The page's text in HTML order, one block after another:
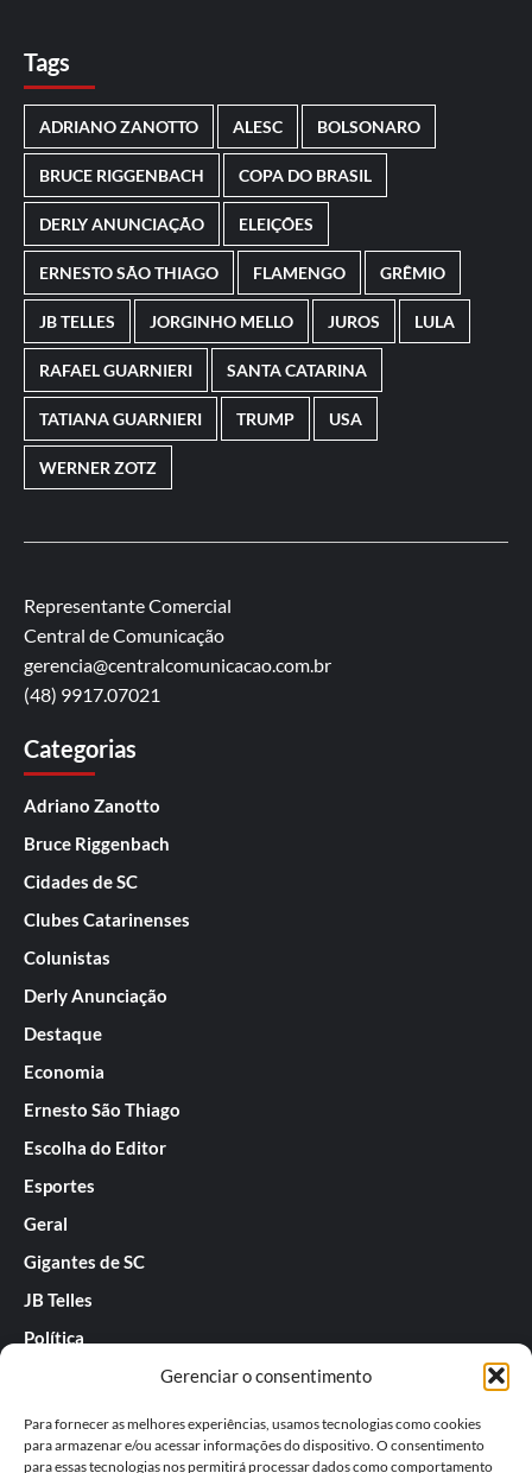
Gerenciar o consentimento
Para fornecer as melhores experiências, usamos tecnologias como cookies
para armazenar e/ou acessar informações do dispositivo. O consentimento
para essas tecnologias nos permitirá processar dados como comportamento
Tags
ADRIANO ZANOTTO ALESC BOLSONARO
BRUCE RIGGENBACH COPA DO BRASIL
DERLY ANUNCIAÇÃO ELEIÇÕES
ERNESTO SÃO THIAGO FLAMENGO GRÊMIO
JB TELLES JORGINHO MELLO JUROS LULA
RAFAEL GUARNIERI SANTA CATARINA
TATIANA GUARNIERI TRUMP USA
WERNER ZOTZ
Representante Comercial
Central de Comunicação
gerencia@centralcomunicacao.com.br
(48) 9917.07021
Categorias
Adriano Zanotto
Bruce Riggenbach
Cidades de SC
Clubes Catarinenses
Colunistas
Derly Anunciação
Destaque
Economia
Ernesto São Thiago
Escolha do Editor
Esportes
Geral
Gigantes de SC
JB Telles
Política
Rafael Guarnieri
Séries